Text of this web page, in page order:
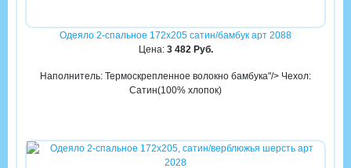
Одеяло 2-спальное 172х205 сатин/бамбук арт 2088
Цена: 3 482 Руб.
Наполнитель: Термоскрепленное волокно бамбука"/> Чехол:
Сатин(100% хлопок)